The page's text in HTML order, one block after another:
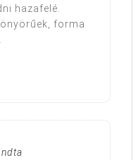
hazafelé.
forma